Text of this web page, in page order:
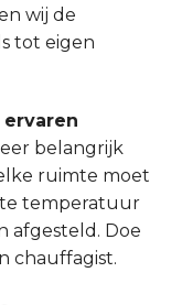
wij de
tot eigen
ervaren
belangrijk
ruimte moet
temperatuur
afgesteld. Doe
chauffagist.